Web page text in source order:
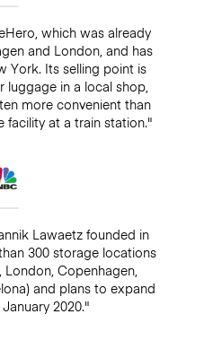
which was already
and London, and has
York. Its selling point is
in a local shop,
more convenient than
facility at a train station."
Lawaetz founded in
300 storage locations
Copenhagen,
and plans to expand
2020."